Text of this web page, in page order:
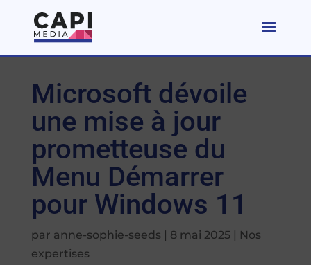
Microsoft dévoile
une mise à jour
prometteuse du
Menu Démarrer
pour Windows 11
par anne-sophie-seeds| 8 mai 2025| Nos
expertises